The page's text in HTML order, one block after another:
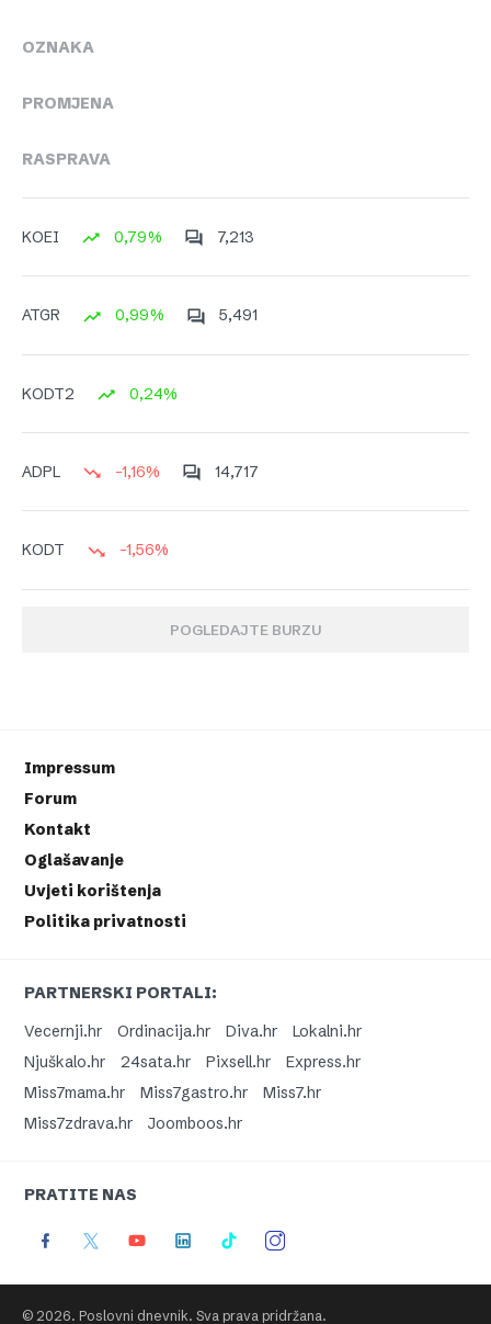
OZNAKA
PROMJENA
RASPRAVA
KOEI 0,79% 7,213
ATGR 0,99% 5,491
KODT2 0,24%
ADPL -1,16% 14,717
KODT -1,56%
POGLEDAJTE BURZU
Impressum
Forum
Kontakt
Oglašavanje
Uvjeti korištenja
Politika privatnosti
PARTNERSKI PORTALI:
Vecernji.hr
Ordinacija.hr Diva.hr
Lokalni.hr
Njuškalo.hr
24sata.hr Pixsell.hr
Express.hr
Miss7mama.hr
Miss7gastro.hr
Miss7.hr
Miss7zdrava.hr
Joomboos.hr
PRATITE NAS
© 2026. Poslovni dnevnik. Sva prava pridržana.